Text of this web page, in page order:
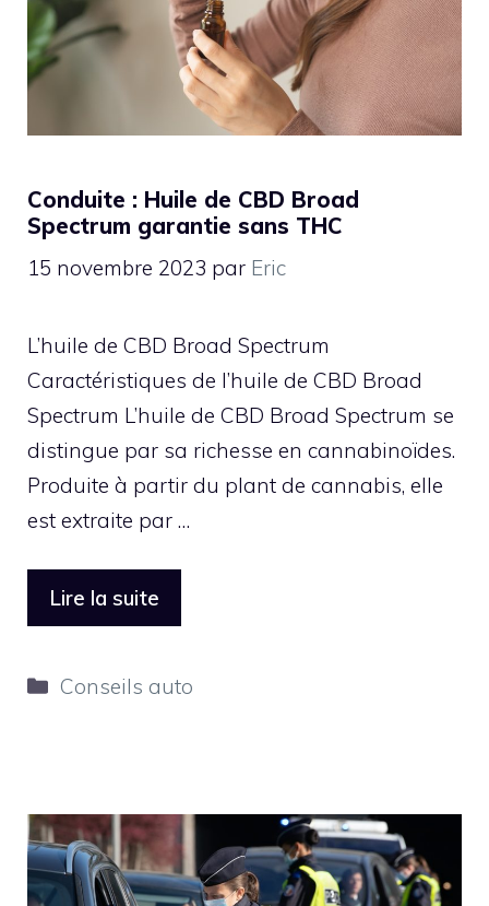
Conduite : Huile de CBD Broad
Spectrum garantie sans THC
15 novembre 2023 par Eric
L’huile de CBD Broad Spectrum
Caractéristiques de l’huile de CBD Broad
Spectrum L’huile de CBD Broad Spectrum se
distingue par sa richesse en cannabinoïdes.
Produite à partir du plant de cannabis, elle
est extraite par …
Lire la suite
Catégories
Conseils auto